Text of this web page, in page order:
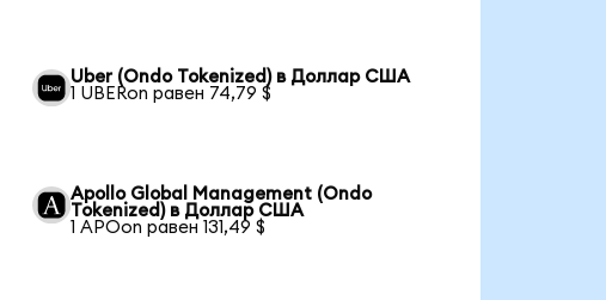
Uber (Ondo Tokenized) в Доллар США
1 UBERon равен 74,79 $
Apollo Global Management (Ondo
Tokenized) в Доллар США
1 APOon равен 131,49 $